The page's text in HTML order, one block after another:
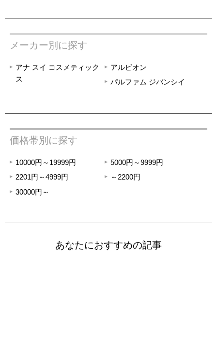
メーカー別に探す
アナ スイ コスメティック
ス
アルビオン
パルファム ジバンシイ
価格帯別に探す
10000円～19999円
5000円～9999円
2201円～4999円
～2200円
30000円～
あなたにおすすめの記事